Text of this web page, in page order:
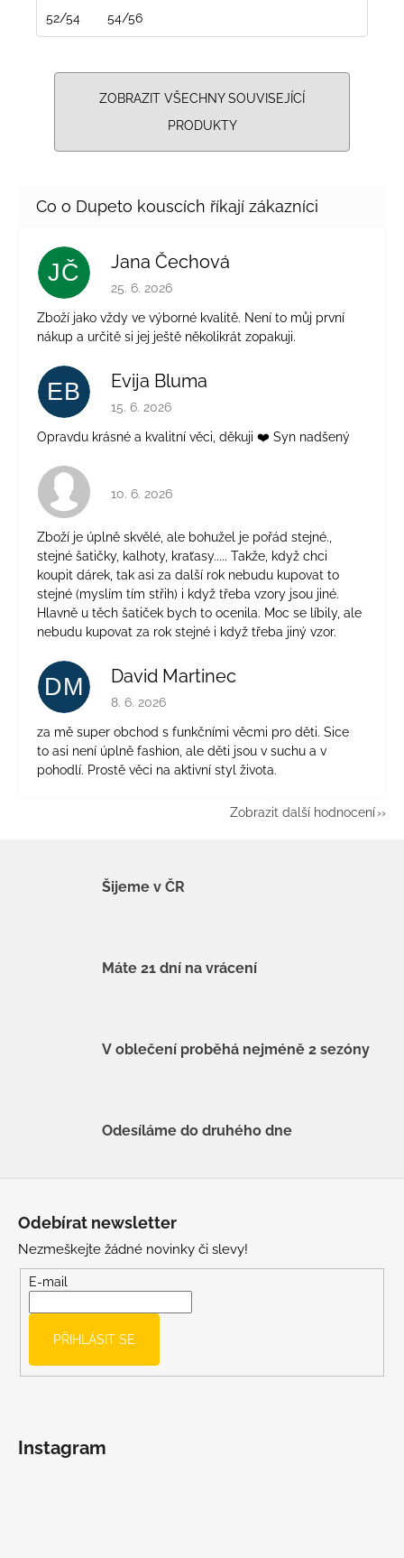
52/54 54/56
ZOBRAZIT VŠECHNY SOUVISEJÍCÍ
PRODUKTY
JČ Jana Čechová
Hodnocení obchodu je 5 z 5 hvězdiček.
25. 6. 2026
Zboží jako vždy ve výborné kvalitě. Není to můj první
nákup a určitě si jej ještě několikrát zopakuji.
EB Evija Bluma
Hodnocení obchodu je 5 z 5 hvězdiček.
15. 6. 2026
Opravdu krásné a kvalitní věci, děkuji ❤️ Syn nadšený
Hodnocení obchodu je 4 z 5 hvězdiček.
10. 6. 2026
Zboží je úplně skvělé, ale bohužel je pořád stejné.,
stejné šatičky, kalhoty, kraťasy..... Takže, když chci
koupit dárek, tak asi za další rok nebudu kupovat to
stejné (myslím tím střih) i když třeba vzory jsou jiné.
Hlavně u těch šatiček bych to ocenila. Moc se líbily, ale
nebudu kupovat za rok stejné i když třeba jiný vzor.
DM David Martinec
Hodnocení obchodu je 5 z 5 hvězdiček.
8. 6. 2026
za mě super obchod s funkčními věcmi pro děti. Sice
to asi není úplně fashion, ale děti jsou v suchu a v
pohodlí. Prostě věci na aktivní styl života.
Zobrazit další hodnocení
Šijeme v ČR
Máte 21 dní na vrácení
V oblečení proběhá nejméně 2 sezóny
Odesíláme do druhého dne
Odebírat newsletter
Nezmeškejte žádné novinky či slevy!
E-mail
PŘIHLÁSIT SE
Instagram